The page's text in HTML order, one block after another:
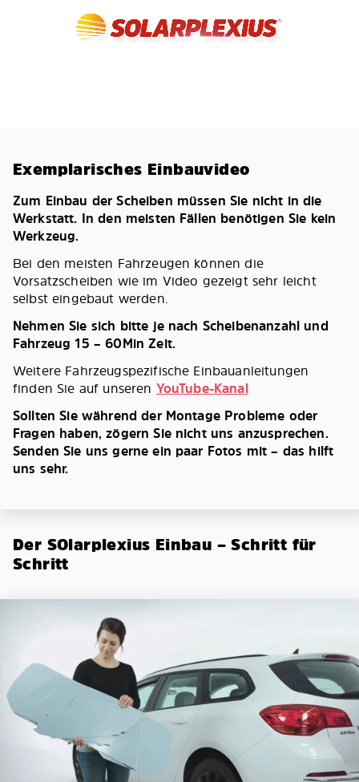
Exemplarisches Einbauvideo
Zum Einbau der Scheiben müssen Sie nicht in die
Werkstatt. In den meisten Fällen benötigen Sie kein
Werkzeug.
Bei den meisten Fahrzeugen können die
Vorsatzscheiben wie im Video gezeigt sehr leicht
selbst eingebaut werden.
Nehmen Sie sich bitte je nach Scheibenanzahl und
Fahrzeug 15 – 60Min Zeit.
Weitere Fahrzeugspezifische Einbauanleitungen
finden Sie auf unseren YouTube-Kanal
Sollten Sie während der Montage Probleme oder
Fragen haben, zögern Sie nicht uns anzusprechen.
Senden Sie uns gerne ein paar Fotos mit – das hilft
uns sehr.
Der SOlarplexius Einbau – Schritt für
Schritt